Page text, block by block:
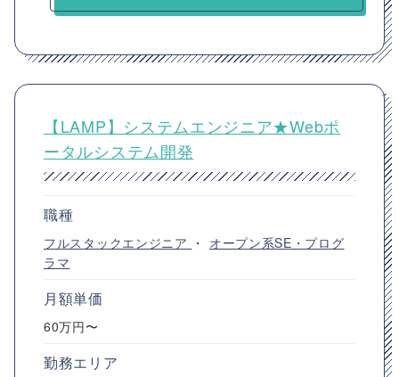
【LAMP】システムエンジニア★Webポ
ータルシステム開発
職種
フルスタックエンジニア ・ オープン系SE・プログ
ラマ
月額単価
60万円〜
勤務エリア